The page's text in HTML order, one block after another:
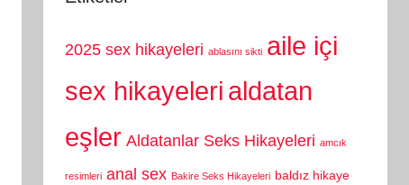
2025 sex hikayeleri ablasını sikti aile içi
sex hikayeleri aldatan
eşler Aldatanlar Seks Hikayeleri amcık
resimleri anal sex Bakire Seks Hikayeleri baldız hikaye